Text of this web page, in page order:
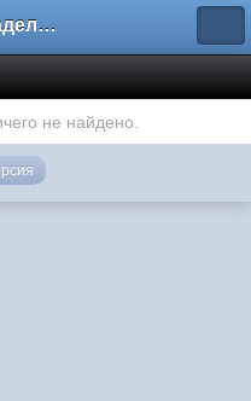
Форум владельцев интернет-магазинов
не найдено.